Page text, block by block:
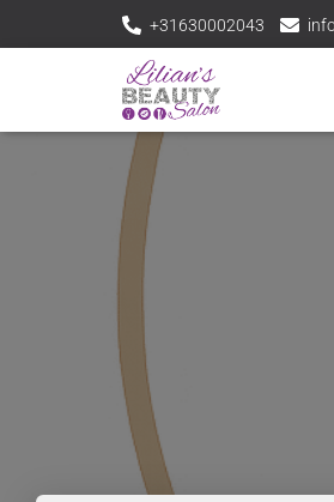
+31630002043